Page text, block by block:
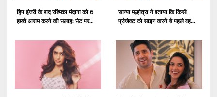
हिप इंजरी के बाद रश्मिका मंदाना को 6
हफ़्ते आराम करने की सलाह: सेट पर...
सान्या मल्होत्रा ​​ने बताया कि किसी
प्रोजेक्ट को साइन करने से पहले वह...